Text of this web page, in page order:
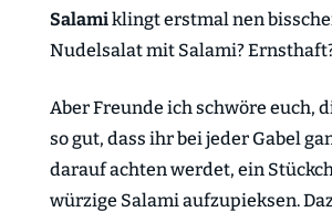
Salamiklingt erstmal nen
Nudelsalat mit Salami?
Aber Freunde ich schwöre euch,
so gut, dass ihr bei jeder Gabel
darauf achten werdet, ein
würzige Salami aufzupieksen.